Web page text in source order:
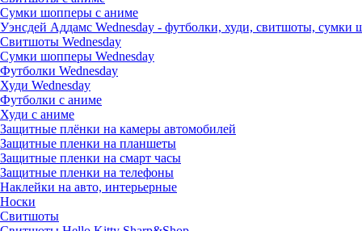
Сумки шопперы с аниме
Уэнсдей Аддамс Wednesday - футболки, худи, свитшоты, сумки
Свитшоты Wednesday
Сумки шопперы Wednesday
Футболки Wednesday
Худи Wednesday
Футболки с аниме
Худи с аниме
Защитные плёнки на камеры автомобилей
Защитные пленки на планшеты
Защитные пленки на смарт часы
Защитные пленки на телефоны
Наклейки на авто, интерьерные
Носки
Свитшоты